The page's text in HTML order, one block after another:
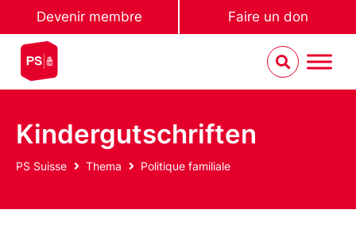
Devenir membre Faire un don
Kindergutschriften
PS Suisse Thema Politique familiale